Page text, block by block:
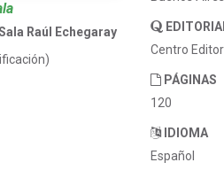
Raúl Echegaray
Centro
PÁGINAS
120
IDIOMA
Español